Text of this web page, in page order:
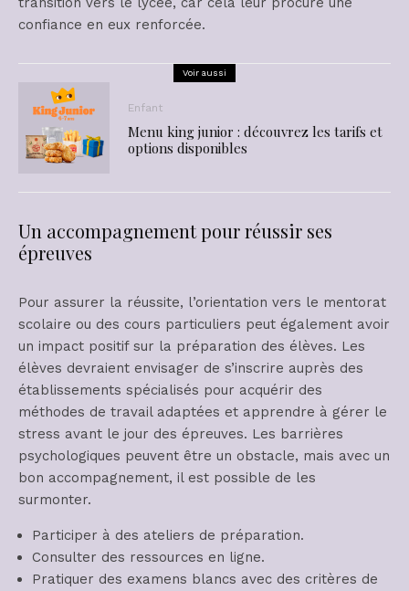
confiance en eux renforcée.
Voir aussi
Enfant
Menu king junior : découvrez les tarifs et
options disponibles
Un accompagnement pour réussir ses
épreuves
Pour assurer la réussite, l’orientation vers le mentorat
scolaire ou des cours particuliers peut également avoir
un impact positif sur la préparation des élèves. Les
élèves devraient envisager de s’inscrire auprès des
établissements spécialisés pour acquérir des
méthodes de travail adaptées et apprendre à gérer le
stress avant le jour des épreuves. Les barrières
psychologiques peuvent être un obstacle, mais avec un
bon accompagnement, il est possible de les
surmonter.
Participer à des ateliers de préparation.
Consulter des ressources en ligne.
Pratiquer des examens blancs avec des critères de